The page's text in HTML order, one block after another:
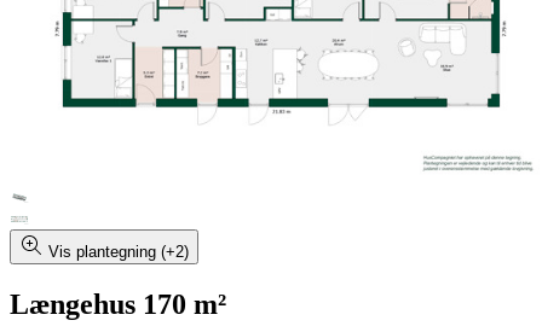
Vis plantegning (+2)
Længehus 170 m²